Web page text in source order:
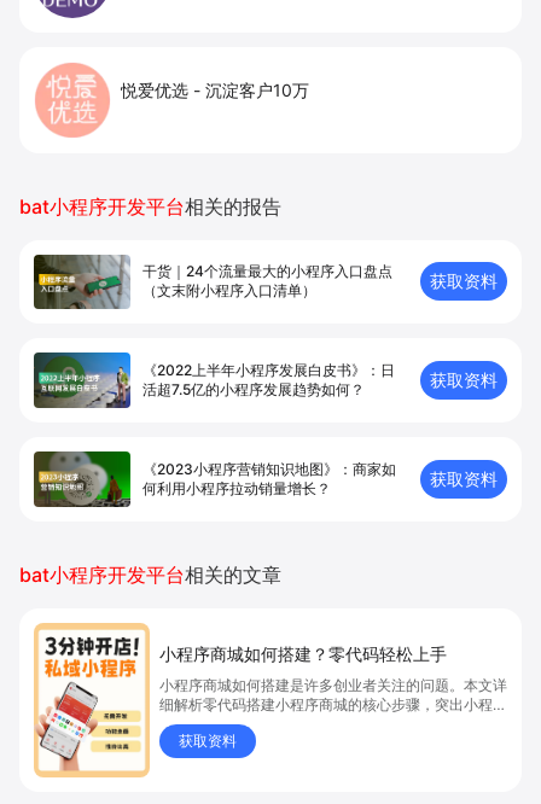
悦爱优选 - 沉淀客户10万
bat小程序开发平台相关的报告
干货｜24个流量最大的小程序入口盘点
（文末附小程序入口清单）
获取资料
《2022上半年小程序发展白皮书》：日
活超7.5亿的小程序发展趋势如何？
获取资料
《2023小程序营销知识地图》：商家如
何利用小程序拉动销量增长？
获取资料
bat小程序开发平台相关的文章
小程序商城如何搭建？零代码轻松上手
小程序商城如何搭建是许多创业者关注的问题。本文详
细解析零代码搭建小程序商城的核心步骤，突出小程序
商城、商城搭建与零代码开店优势，帮助你轻松实现商
品上架、全渠道销售及高效会员运营，快速开启线上卖
货新模式。点击获取详细操作指南！
获取资料